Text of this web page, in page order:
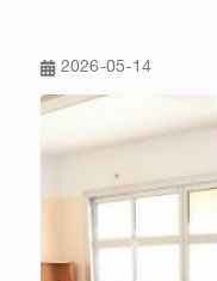
2026-05-14